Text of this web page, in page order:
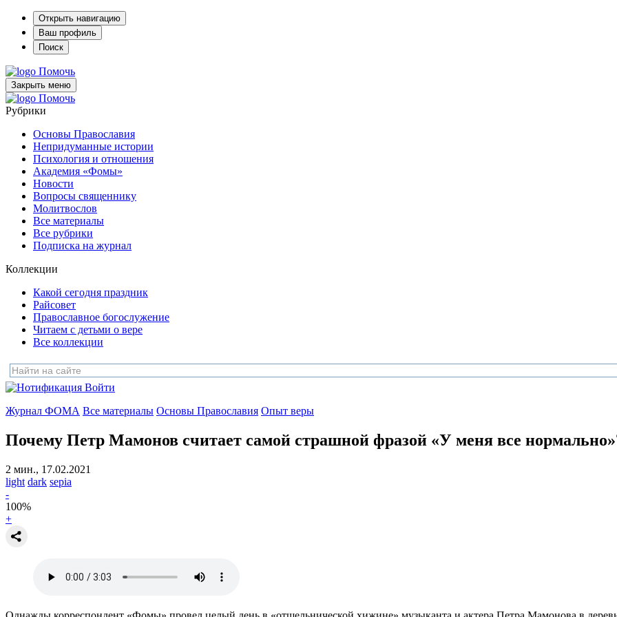
Открыть навигацию
Ваш профиль
Поиск
Помочь
Закрыть меню
Помочь
Рубрики
Основы Православия
Непридуманные истории
Психология и отношения
Академия «Фомы»
Новости
Вопросы священнику
Молитвослов
Все материалы
Все рубрики
Подписка на журнал
Коллекции
Какой сегодня праздник
Райсовет
Православное богослужение
Читаем с детьми о вере
Все коллекции
Войти
Журнал ФОМА Все материалы Основы Православия Опыт веры
Почему Петр Мамонов считает самой страшной фразой «У меня все
2 мин., 17.02.2021
light dark sepia
-
100%
+